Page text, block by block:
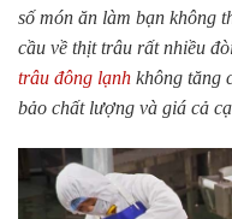
số món ăn làm bạn không
cầu về thịt trâu rất nhiều
trâu đông lạnh không tăng
bảo chất lượng và giá cả